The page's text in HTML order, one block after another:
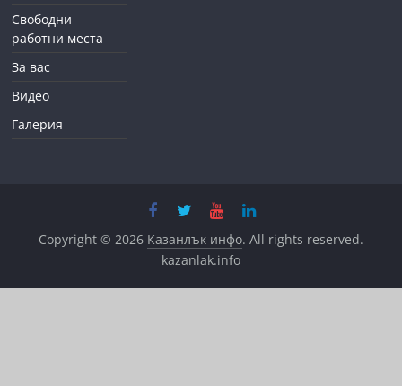
Свободни
работни места
За вас
Видео
Галерия
Copyright © 2026 Казанлък инфо. All rights reserved.
kazanlak.info